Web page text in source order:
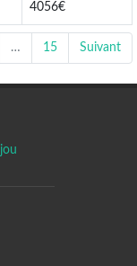
4056€
… 15 Suivant